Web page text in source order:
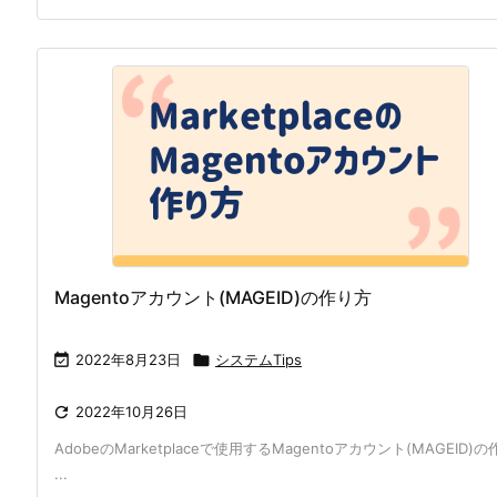
Magentoアカウント(MAGEID)の作り方
 2022年8月23日  システムTips
 2022年10月26日
AdobeのMarketplaceで使用するMagentoアカウント(MAGEID)の
...